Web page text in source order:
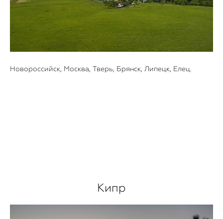
Новороссийск, Москва, Тверь, Брянск, Липецк, Елец.
Кипр